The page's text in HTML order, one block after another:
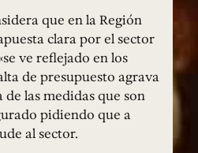
que en la Región
clara por el sector
ve reflejado en los
de presupuesto agrava
las medidas que son
pidiendo que a
al sector.